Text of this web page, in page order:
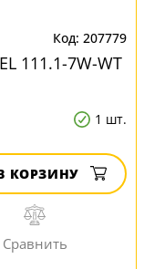
207779
111.1-7W-WT
1 шт.
КОРЗИНУ